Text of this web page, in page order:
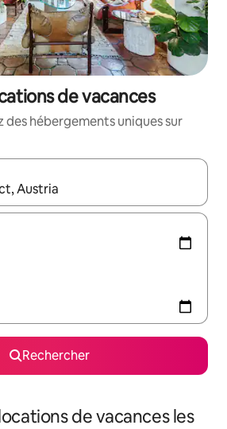
de vacances
des hébergements uniques sur
s'affichent, utilisez les flèches vers le
Rechercher
de vacances les